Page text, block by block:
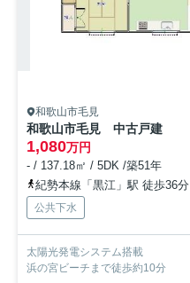
和歌山市毛見
和歌山市毛見 中古戸建
1,080万円
- / 137.18㎡ / 5DK /築51年
紀勢本線「黒江」駅 徒歩36分
公共下水
太陽光発電システム搭載
浜の宮ビーチまで徒歩約10分